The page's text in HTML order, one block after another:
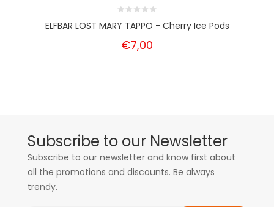
ELFBAR LOST MARY TAPPO - Cherry Ice Pods
€7,00
Subscribe to our Newsletter
Subscribe to our newsletter and know first about
all the promotions and discounts. Be always
trendy.